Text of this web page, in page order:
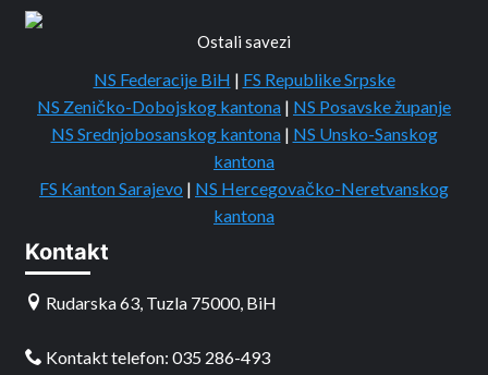
Ostali savezi
NS Federacije BiH | FS Republike Srpske
NS Zeničko-Dobojskog kantona | NS Posavske županje
NS Srednjobosanskog kantona | NS Unsko-Sanskog
kantona
FS Kanton Sarajevo | NS Hercegovačko-Neretvanskog
kantona
Kontakt
Rudarska 63, Tuzla 75000, BiH
Kontakt telefon: 035 286-493